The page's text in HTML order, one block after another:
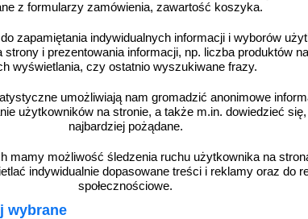
z formularzy zamówienia, zawartość koszyka.
zapamiętania indywidualnych informacji i wyborów
strony i prezentowania informacji, np. liczba produktów
wyświetlania, czy ostatnio wyszukiwane frazy.
umożliwiają nam gromadzić anonimowe
użytkowników na stronie, a także m.in. dowiedzieć
najbardziej pożądane.
mamy możliwość śledzenia ruchu użytkownika na
indywidualnie dopasowane treści i reklamy oraz do
społecznościowe.
wybrane